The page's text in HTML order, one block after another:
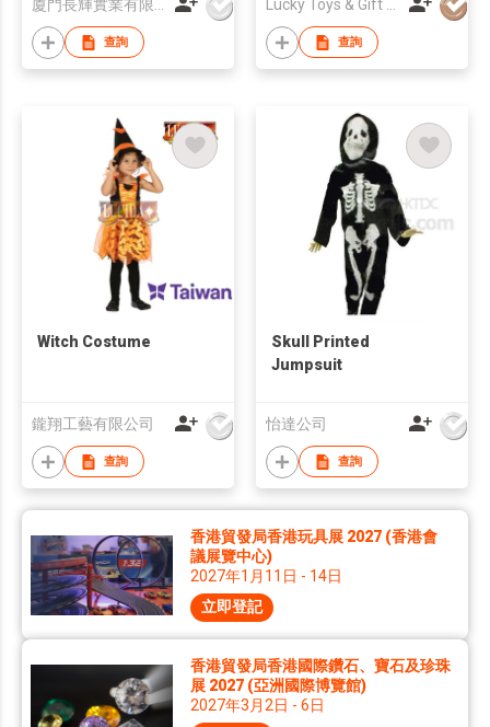
查詢 查詢
Witch Costume
鑨翔工藝有限公司
查詢
Skull Printed
Jumpsuit
怡達公司
查詢
香港貿發局香港玩具展 2027 (香港會
議展覽中心)
2027年1月11日 - 14日
立即登記
香港貿發局香港國際鑽石、寶石及珍珠
展 2027 (亞洲國際博覽館)
2027年3月2日 - 6日